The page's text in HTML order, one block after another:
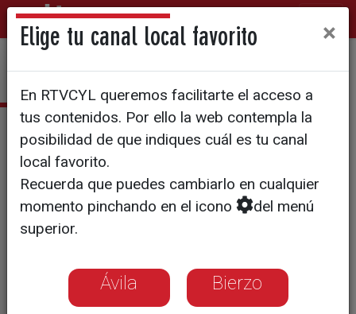
Gonzalo Castro
Graduado en Periodismo en
la Universidad de Valladolid
Pontificia de Salamanca
Elige tu canal local favorito ×
En RTVCYL queremos facilitarte el acceso a
tus contenidos. Por ello la web contempla la
posibilidad de que indiques cuál es tu canal
local favorito.
Recuerda que puedes cambiarlo en cualquier
momento pinchando en el icono
del menú
superior.
Ávila Bierzo